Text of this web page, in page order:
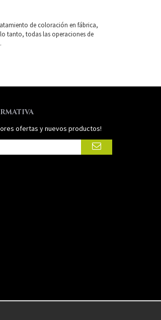
de coloración en fábrica,
tanto, todas las operaciones de
ofertas y nuevos productos!